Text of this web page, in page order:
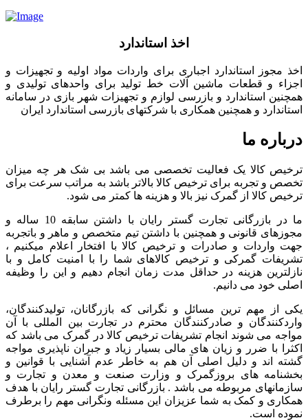
اخذ استاندارد
اخذ مجوز استاندارد اجباری برای واردات مواد اولیه و تجهیزات و
اجزاء و قطعات ماشین آلات خط تولید برای واحدهای تولیدی و
همچنین استاندارد و بازرسی لوازم و تجهیزات شهر بازی در سامانه
استاندارد و همچنین همکاری با شرکتهای بازرسی استاندارد ایران
درباره ما
ترخیص کالا یک فعالیت تخصصی می باشد بی شک هر چه میزان
تخصص و تجربه برای ترخیص کالا بالاتر باشد به مراتب سرعت برای
ترخیص کالا از گمرک نیز بالا و هزینه ها کمتر می شود.
ما در بازرگانی تجارت گستر رایان با داشتن سابقه 10 ساله و
مجوزهای قانونی و همچنین با داشتن تیم متخصص و ماهر و باتجربه
جهت واردات و صادرات و ترخیص کالا با افتخار اعلام میکنیم ،
تشریفات گمرکی و ترخیص کالاهای شما را با امنیت کامل و با
نازلترین هزینه در حداقل مدت زمان انجام دهیم و این را وظیفه
اصلی خود می دانیم.
یکی از مهم ترین مسائل و نگرانی که بازرگانان، تولیدکنندگان،
واردکنندگان و صادرکنندگان محترم در تجارت بین المللی با آن
مواجه می شوند انجام تشریفات ترخیص کالا در گمرک می باشد که
اکثرا با ضرر و زیان های مالی بسیار زیاد و جبران ناپذیری مواجه
گشته اند و دلیل اصلی آن هم به خاطر عدم آشنایی با قوانین و
بخشنامه های بروزگمرک و وزارت صنعت و معدن و تجارت و
سازمانهای مربوطه می باشد . بازرگانی تجارت گستر رایان با هدف
همکاری و کمک به شما عزیزان این مسئله ونگرانی مهم را برطرف
نموده است.